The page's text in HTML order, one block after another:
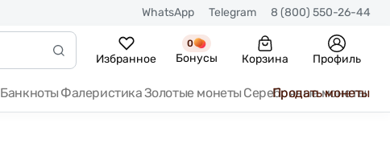
WhatsApp Telegram 8 (800) 550-26-44
Избранное
0
Бонусы Корзина Профиль
Банкноты ФалеристикаЗолотые монеты Серебряные монеты
Продать монеты